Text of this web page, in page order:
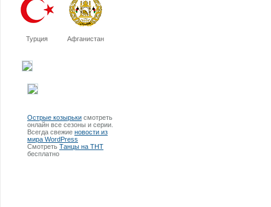
Турция Афганистан
Острые козырьки смотреть
онлайн все сезоны и серии.
Всегда свежие новости из
мира WordPress
Смотреть Танцы на ТНТ
бесплатно